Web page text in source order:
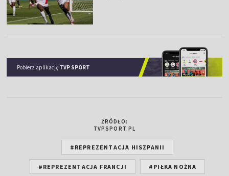
Pobierz aplikację TVP SPORT
ŹRÓDŁO:
TVPSPORT.PL
#REPREZENTACJA HISZPANII
#REPREZENTACJA FRANCJI #PIŁKA NOŻNA